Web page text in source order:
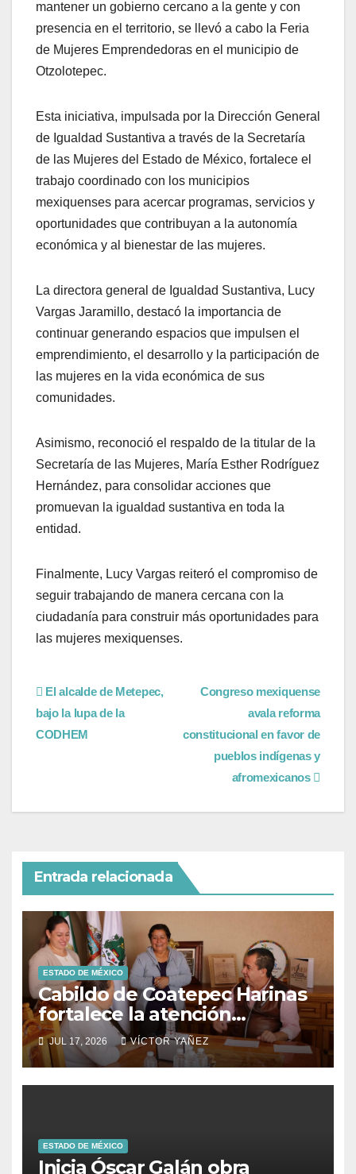
mantener un gobierno cercano a la gente y con
presencia en el territorio, se llevó a cabo la Feria
de Mujeres Emprendedoras en el municipio de
Otzolotepec.
Esta iniciativa, impulsada por la Dirección General
de Igualdad Sustantiva a través de la Secretaría
de las Mujeres del Estado de México, fortalece el
trabajo coordinado con los municipios
mexiquenses para acercar programas, servicios y
oportunidades que contribuyan a la autonomía
económica y al bienestar de las mujeres.
La directora general de Igualdad Sustantiva, Lucy
Vargas Jaramillo, destacó la importancia de
continuar generando espacios que impulsen el
emprendimiento, el desarrollo y la participación de
las mujeres en la vida económica de sus
comunidades.
Asimismo, reconoció el respaldo de la titular de la
Secretaría de las Mujeres, María Esther Rodríguez
Hernández, para consolidar acciones que
promuevan la igualdad sustantiva en toda la
entidad.
Finalmente, Lucy Vargas reiteró el compromiso de
seguir trabajando de manera cercana con la
ciudadanía para construir más oportunidades para
las mujeres mexiquenses.
Congreso mexiquense
avala reforma
constitucional en favor de
pueblos indígenas y
afromexicanos
El alcalde de Metepec,
bajo la lupa de la
CODHEM
Entrada relacionada
ESTADO DE MÉXICO
Cabildo de Coatepec Harinas
fortalece la atención
ciudadana y la toma de
decisiones
JUL 17, 2026 VÍCTOR YAÑEZ
ESTADO DE MÉXICO
Inicia Óscar Galán obra